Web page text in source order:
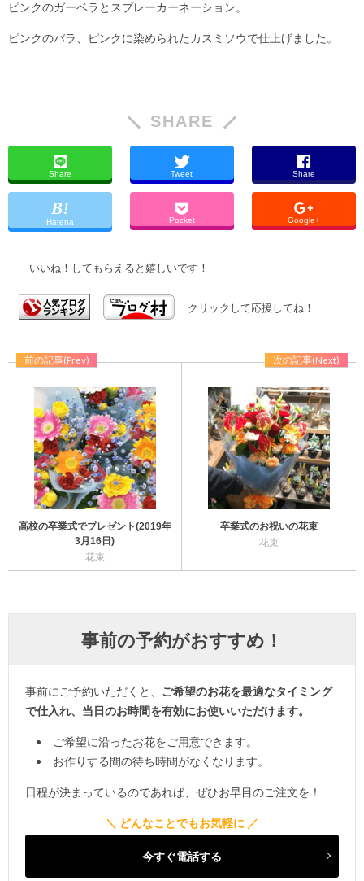
ピンクのガーベラとスプレーカーネーション。
ピンクのバラ、ピンクに染められたカスミソウで仕上げました。
SHARE
Share Tweet Share
Hatena Pocket Google+
いいね！してもらえると嬉しいです！
クリックして応援してね！
前の記事(Prev)
高校の卒業式でプレゼント(2019年
3月16日)
花束
次の記事(Next)
卒業式のお祝いの花束
花束
事前の予約がおすすめ！
事前にご予約いただくと、 ご希望のお花を最適なタイミング
で仕入れ、当日のお時間を有効にお使いいただけます。
ご希望に沿ったお花をご用意できます。
お作りする間の待ち時間がなくなります。
日程が決まっているのであれば、ぜひお早目のご注文を！
今すぐ電話する